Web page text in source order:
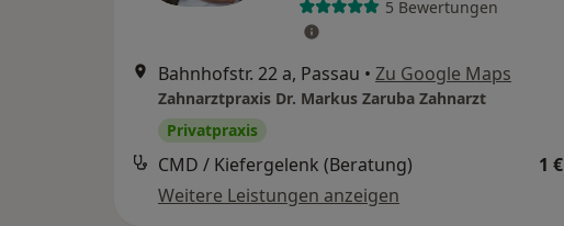
5 Bewertungen
Bahnhofstr. 22 a, Passau • Zu Google Maps
Zahnarztpraxis Dr. Markus Zaruba Zahnarzt
Privatpraxis
CMD / Kiefergelenk (Beratung)
1 €
Weitere Leistungen anzeigen